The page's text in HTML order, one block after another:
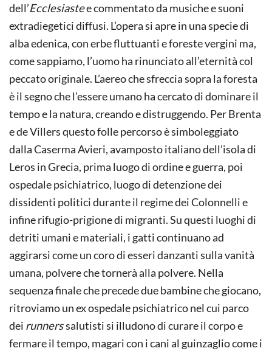
dell’Ecclesiastee commentato da musiche e suoni
extradiegetici diffusi. L’opera si apre in una specie di
alba edenica, con erbe fluttuanti e foreste vergini ma,
come sappiamo, l’uomo ha rinunciato all’eternità col
peccato originale. L’aereo che sfreccia sopra la foresta
è il segno che l’essere umano ha cercato di dominare il
tempo e la natura, creando e distruggendo. Per Brenta
e de Villers questo folle percorso è simboleggiato
dalla Caserma Avieri, avamposto italiano dell’isola di
Leros in Grecia, prima luogo di ordine e guerra, poi
ospedale psichiatrico, luogo di detenzione dei
dissidenti politici durante il regime dei Colonnelli e
infine rifugio-prigione di migranti. Su questi luoghi di
detriti umani e materiali, i gatti continuano ad
aggirarsi come un coro di esseri danzanti sulla vanità
umana, polvere che tornerà alla polvere. Nella
sequenza finale che precede due bambine che giocano,
ritroviamo un ex ospedale psichiatrico nel cui parco
dei runnerssalutisti si illudono di curare il corpo e
fermare il tempo, magari con i cani al guinzaglio come i